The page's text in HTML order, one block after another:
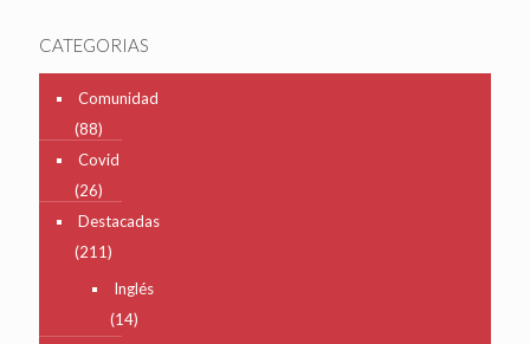
CATEGORIAS
Comunidad
(88)
Covid
(26)
Destacadas
(211)
Inglés
(14)